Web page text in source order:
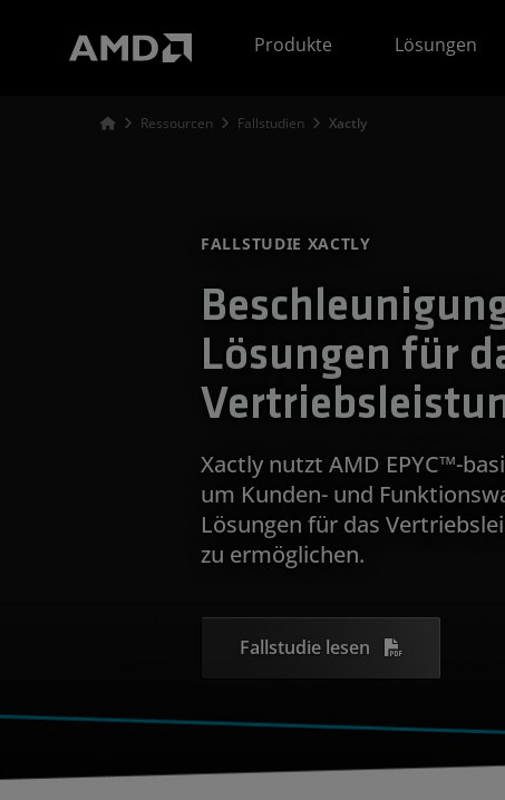
Produkte
Lösungen
Ressourcen Fallstudien Xactly
FALLSTUDIE XACTLY
Lösungen für
Xactly nutzt AMD EPYC™-
um Kunden- und
Lösungen für das
zu ermöglichen.
Fallstudie lesen